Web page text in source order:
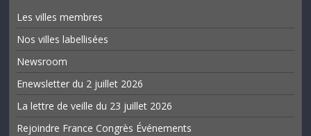
Les villes membres
Nos villes labellisées
Newsroom
Enewsletter du 2 juillet 2026
La lettre de veille du 23 juillet 2026
Rejoindre France Congrès Événements